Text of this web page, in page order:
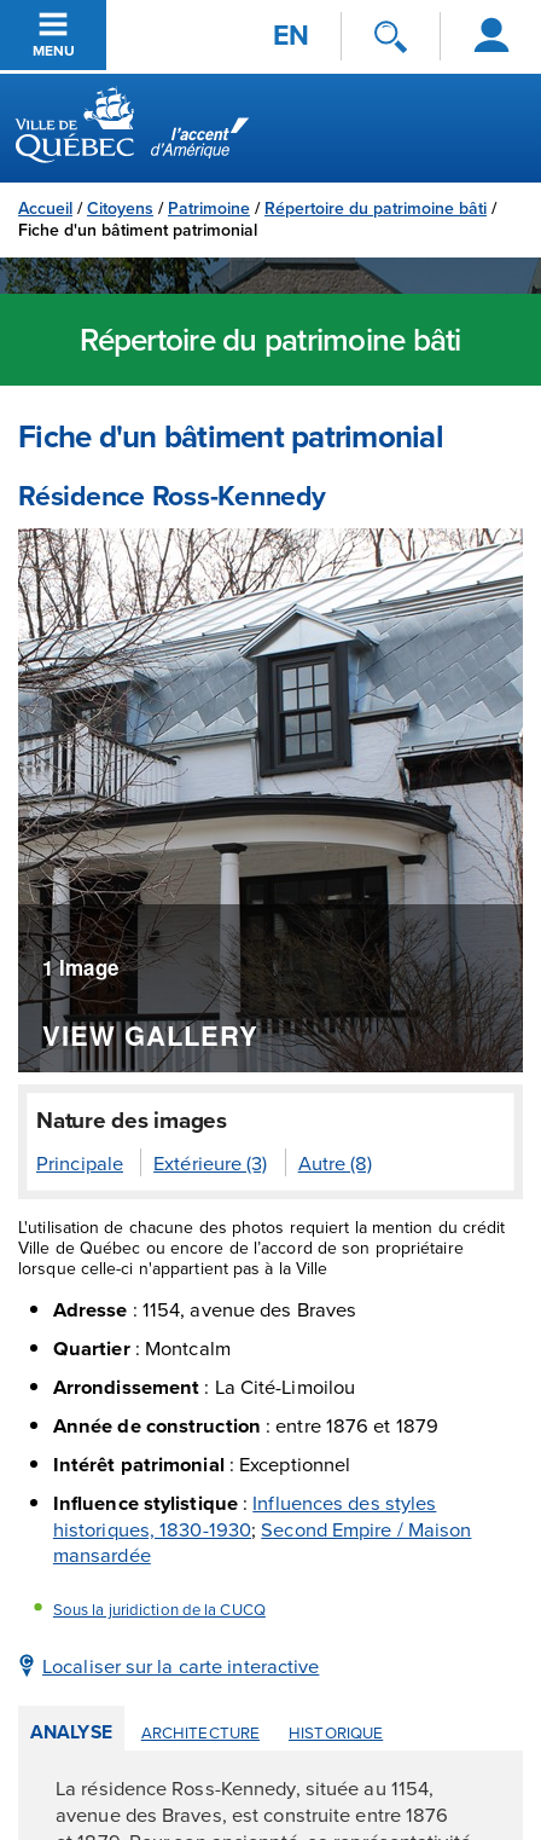
Passer au contenu principal
MENU EN
Se
connecter
Ville de Québec
Accueil /Citoyens / Patrimoine / Répertoire du patrimoine bâti /
Fiche d'un bâtiment patrimonial
Répertoire du patrimoine bâti
Fiche d'un bâtiment patrimonial
Résidence Ross-Kennedy
1 Image
VIEW GALLERY
Nature des images
Principale Extérieure (3) Autre (8)
L'utilisation de chacune des photos requiert la mention du crédit
Ville de Québec ou encore de l’accord de son propriétaire
lorsque celle-ci n'appartient pas à la Ville
Adresse : 1154, avenue des Braves
Quartier: Montcalm
Arrondissement : La Cité-Limoilou
Année de construction :entre 1876 et 1879
Intérêt patrimonial: Exceptionnel
Influence stylistique: Influences des styles
historiques, 1830-1930;Second Empire / Maison
mansardée
Sous la juridiction de la CUCQ
Localiser sur la carte interactive
ANALYSE ARCHITECTURE HISTORIQUE
La résidence Ross-Kennedy, située au 1154,
avenue des Braves, est construite entre 1876